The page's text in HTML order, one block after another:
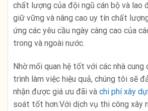
chất lượng của đội ngũ cán bộ và lao
giữ vững và nâng cao uy tín chất
ứng các yêu cầu ngày càng cao của
trong và ngoài nước.
Nhờ mối quan hệ tốt với các nhà
trình làm việc hiệu quả, chúng tôi sẽ
nhận được giá ưu đãi và chi phí xây
soát tốt hơn.Với dịch vụ thi công xây